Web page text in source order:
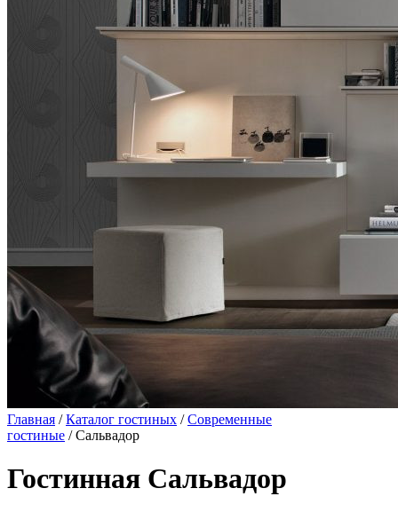
Главная /Каталог гостиных /Современные
гостиные / Сальвадор
Гостинная Сальвадор